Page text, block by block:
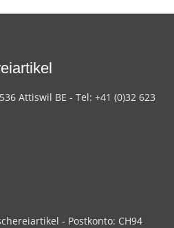
Attiswil BE - Tel: +41 (0)32 623
- Postkonto: CH94